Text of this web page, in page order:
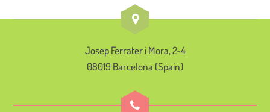
Josep Ferrater i Mora, 2-4
08019 Barcelona (Spain)